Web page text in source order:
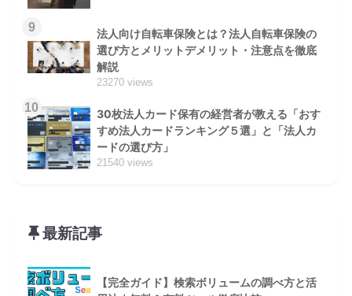
9
法人向け自転車保険とは？法人自転車保険の
選び方とメリットデメリット・注意点を徹底
解説
23270 views
10
30枚法人カード保有の経営者が教える「おす
すめ法人カードランキング５選」と「法人カ
ードの選び方」
21540 views
最新記事
【完全ガイド】検索ボリュームの調べ方と活